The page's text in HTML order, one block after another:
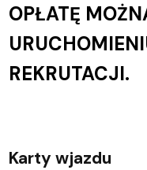
OPŁATĘ
REKRUTACJI.
Karty wjazdu